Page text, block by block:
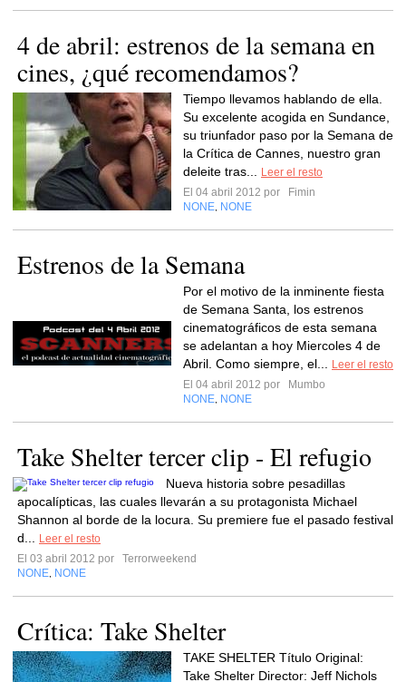
4 de abril: estrenos de la semana en
cines, ¿qué recomendamos?
Tiempo llevamos hablando de ella.
Su excelente acogida en Sundance,
su triunfador paso por la Semana de
la Crítica de Cannes, nuestro gran
deleite tras...
Leer el resto
El 04 abril 2012 por
Fimin
NONE NONE
Estrenos de la Semana
Por el motivo de la inminente fiesta
de Semana Santa, los estrenos
cinematográficos de esta semana
se adelantan a hoy Miercoles 4 de
Abril. Como siempre, el...
Leer el resto
El 04 abril 2012 por
Mumbo
NONE NONE
Take Shelter tercer clip - El refugio
Nueva historia sobre pesadillas
apocalípticas, las cuales llevarán a su protagonista Michael
Shannon al borde de la locura. Su premiere fue el pasado festival
d...
Leer el resto
El 03 abril 2012 por
Terrorweekend
NONE NONE
Crítica: Take Shelter
TAKE SHELTER Título Original:
Take Shelter Director: Jeff Nichols